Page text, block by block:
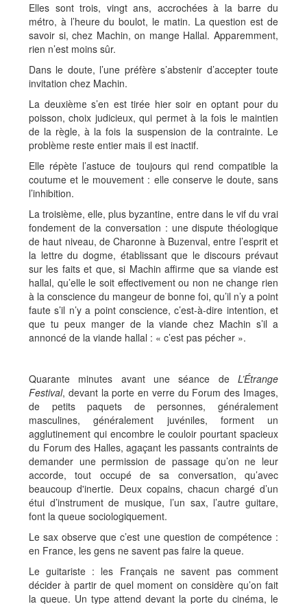
Elles sont trois, vingt ans, accrochées à la barre du
métro, à l’heure du boulot, le matin. La question est de
savoir si, chez Machin, on mange Hallal. Apparemment,
rien n’est moins sûr.
Dans le doute, l’une préfère s’abstenir d’accepter toute
invitation chez Machin.
La deuxième s’en est tirée hier soir en optant pour du
poisson, choix judicieux, qui permet à la fois le maintien
de la règle, à la fois la suspension de la contrainte. Le
problème reste entier mais il est inactif.
Elle répète l’astuce de toujours qui rend compatible la
coutume et le mouvement : elle conserve le doute, sans
l’inhibition.
La troisième, elle, plus byzantine, entre dans le vif du vrai
fondement de la conversation : une dispute théologique
de haut niveau, de Charonne à Buzenval, entre l’esprit et
la lettre du dogme, établissant que le discours prévaut
sur les faits et que, si Machin affirme que sa viande est
hallal, qu’elle le soit effectivement ou non ne change rien
à la conscience du mangeur de bonne foi, qu’il n’y a point
faute s’il n’y a point conscience, c’est-à-dire intention, et
que tu peux manger de la viande chez Machin s’il a
annoncé de la viande hallal : « c’est pas pécher ».
Quarante minutes avant une séance de L’Étrange
Festival, devant la porte en verre du Forum des Images,
de petits paquets de personnes, généralement
masculines, généralement juvéniles, forment un
agglutinement qui encombre le couloir pourtant spacieux
du Forum des Halles, agaçant les passants contraints de
demander une permission de passage qu’on ne leur
accorde, tout occupé de sa conversation, qu’avec
beaucoup d'inertie. Deux copains, chacun chargé d’un
étui d’instrument de musique, l’un sax, l’autre guitare,
font la queue sociologiquement.
Le sax observe que c’est une question de compétence :
en France, les gens ne savent pas faire la queue.
Le guitariste : les Français ne savent pas comment
décider à partir de quel moment on considère qu’on fait
la queue. Un type attend devant la porte du cinéma, le